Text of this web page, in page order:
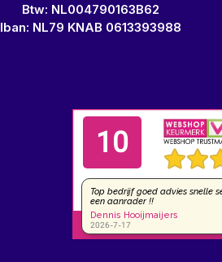
Btw: NL004790163B62
Iban: NL79 KNAB 0613393988